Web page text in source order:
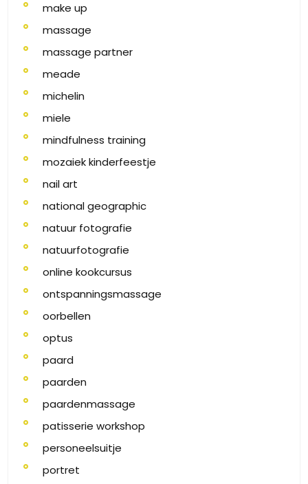
make up
massage
massage partner
meade
michelin
miele
mindfulness training
mozaiek kinderfeestje
nail art
national geographic
natuur fotografie
natuurfotografie
online kookcursus
ontspanningsmassage
oorbellen
optus
paard
paarden
paardenmassage
patisserie workshop
personeelsuitje
portret